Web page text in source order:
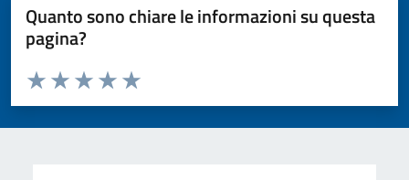
Quanto sono chiare le informazioni su questa
pagina?
Valuta da 1 a 5 stelle la pagina
Valuta 5 stelle su 5
Valuta 4 stelle su 5
Valuta 3 stelle su 5
Valuta 2 stelle su 5
Valuta 1 stelle su 5